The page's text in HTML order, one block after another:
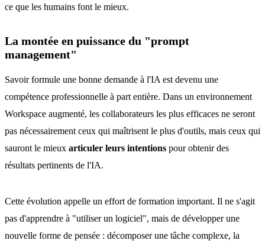
ce que les humains font le mieux.
La montée en puissance du "prompt
management"
Savoir formule une bonne demande à l'IA est devenu une
compétence professionnelle à part entière. Dans un environnement
Workspace augmenté, les collaborateurs les plus efficaces ne seront
pas nécessairement ceux qui maîtrisent le plus d'outils, mais ceux qui
sauront le mieux articuler leurs intentions pour obtenir des
résultats pertinents de l'IA.
Cette évolution appelle un effort de formation important. Il ne s'agit
pas d'apprendre à "utiliser un logiciel", mais de développer une
nouvelle forme de pensée : décomposer une tâche complexe, la